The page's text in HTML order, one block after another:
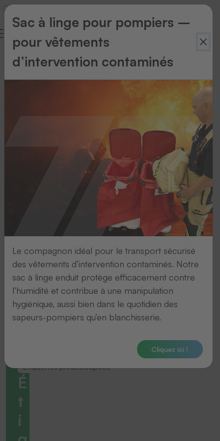
Retour
Étiquettes prédecoupées
É
t
i
Sac à linge pour pompiers –
pour vêtements
d’intervention contaminés
Le compagnon idéal pour le transport sécurisé
des vêtements d’intervention contaminés. Notre
sac à linge enduit protège efficacement contre
l’humidité et contribue à une manipulation
hygiénique, aussi bien dans le quotidien des
sapeurs-pompiers qu’en blanchisserie.
Cliquez ici !